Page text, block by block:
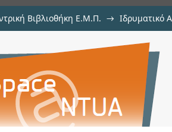
Βιβλιοθήκη Ε.Μ.Π. → Ιδρυματικό
archaeological